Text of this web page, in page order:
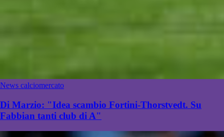
News calciomercato
Di Marzio: "Idea scambio Fortini-Thorstvedt. Su
Fabbian tanti club di A"